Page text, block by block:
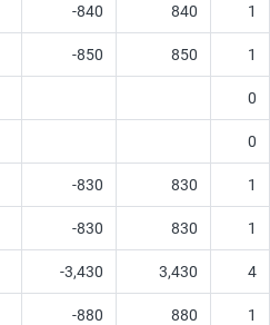
-840 840 1
-850 850 1
0
0
-830 830 1
-830 830 1
-3,430 3,430 4
-880 880 1